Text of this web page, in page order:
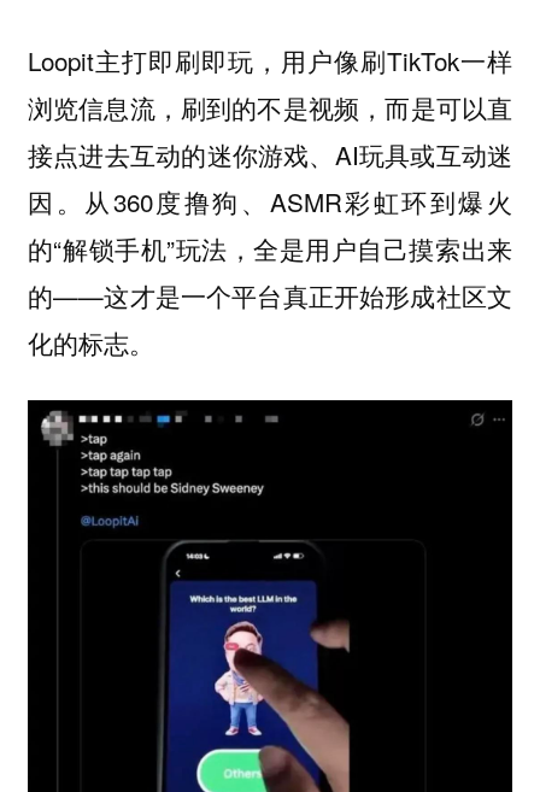
Loopit主打即刷即玩，用户像刷TikTok一样
浏览信息流，刷到的不是视频，而是可以直
接点进去互动的迷你游戏、AI玩具或互动迷
因。从360度撸狗、ASMR彩虹环到爆火
的“解锁手机”玩法，全是用户自己摸索出来
的——这才是一个平台真正开始形成社区文
化的标志。